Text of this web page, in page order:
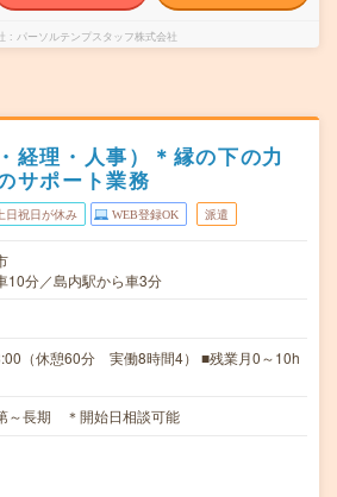
パーソルテンプスタッフ株式会社
経理・人事）＊縁の下の力
サポート業務
日祝日が休み WEB登録OK 派遣
10分／島内駅から車3分
（休憩60分 実働8時間4） ■残業月0～10h
～長期 ＊開始日相談可能